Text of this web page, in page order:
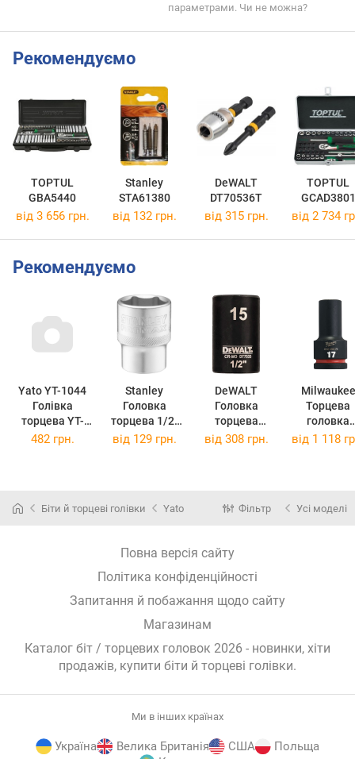
параметрами. Чи не можна?
Рекомендуємо
TOPTUL
GBA5440
Stanley
STA61380
DeWALT
DT70536T
TOPTUL
GCAD3801
від 3 656 грн. від 132 грн. від 315 грн. від 2 734
Рекомендуємо
Yato YT-1044
Голівка
торцева YT-
1044
Stanley
Головка
торцева 1/2"
х23 мм
DeWALT
Головка
торцева
IMPACT 1/2"
Milwaukee
Торцева
головка
ударна 3/4"
482 грн. від 129 грн. від 308 грн. від 1 118
Біти й торцеві голівки Yato Фільтр Усі моделі
Повна версія сайту
Політика конфіденційності
Запитання й побажання щодо сайту
Магазинам
Каталог біт / торцевих головок 2026 - новинки, хіти
продажів, купити біти й торцеві голівки.
Ми в інших країнах
Україна Велика Британія США
Польща